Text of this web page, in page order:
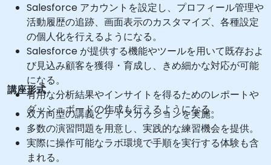
Salesforce アカウントを設定し、プロフィール管理や
活動履歴の追跡、画面表示のカスタマイズ、各種設定
の個人化を行えるようになる。
Salesforce が提供する機能やツールを用いて既存およ
び見込み顧客を獲得・育成し、きめ細かな対応が可能
になる。
有用な分析結果やインサイトを得るためのレポートや
ダッシュボードの作成も行えるようになる。
講座形式
双方向型の講義とディスカッションを実施。
多数の演習問題を用意し、実践的な練習機会を提供。
実際に操作可能なラボ環境で手順を実行する体験も含
まれる。